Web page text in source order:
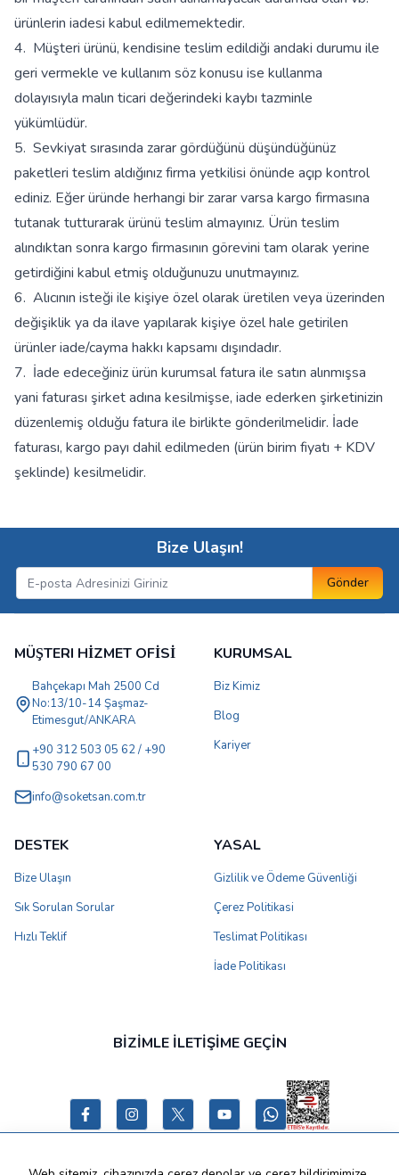
ürünlerin iadesi kabul edilmemektedir.
4. Müşteri ürünü, kendisine teslim edildiği andaki durumu ile
geri vermekle ve kullanım söz konusu ise kullanma
dolayısıyla malın ticari değerindeki kaybı tazminle
yükümlüdür.
5. Sevkiyat sırasında zarar gördüğünü düşündüğünüz
paketleri teslim aldığınız firma yetkilisi önünde açıp kontrol
ediniz. Eğer üründe herhangi bir zarar varsa kargo firmasına
tutanak tutturarak ürünü teslim almayınız. Ürün teslim
alındıktan sonra kargo firmasının görevini tam olarak yerine
getirdiğini kabul etmiş olduğunuzu unutmayınız.
6. Alıcının isteği ile kişiye özel olarak üretilen veya üzerinden
değişiklik ya da ilave yapılarak kişiye özel hale getirilen
ürünler iade/cayma hakkı kapsamı dışındadır.
7. İade edeceğiniz ürün kurumsal fatura ile satın alınmışsa
yani faturası şirket adına kesilmişse, iade ederken şirketinizin
düzenlemiş olduğu fatura ile birlikte gönderilmelidir. İade
faturası, kargo payı dahil edilmeden (ürün birim fiyatı + KDV
şeklinde) kesilmelidir.
Bize Ulaşın!
Gönder
MÜŞTERI HİZMET OFİSİ
Bahçekapı Mah 2500 Cd
No:13/10-14 Şaşmaz-
Etimesgut/ANKARA
+90 312 503 05 62 / +90
530 790 67 00
info@soketsan.com.tr
KURUMSAL
Biz Kimiz
Blog
Kariyer
DESTEK
Bize Ulaşın
Sık Sorulan Sorular
Hızlı Teklif
YASAL
Gizlilik ve Ödeme Güvenliği
Çerez Politikasi
Teslimat Politikası
İade Politikası
BİZİMLE İLETİŞİME GEÇİN